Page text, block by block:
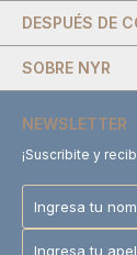
DESPUÉS DE
SOBRE NYR
NEWSLETTER
¡Suscribite y